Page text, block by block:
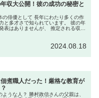
収大公開！彼の成功の秘密と
の俳優として 長年にわたり多くの作
と多才さで知られています。 彼の年
表はありませんが、 推定される収入
2024.08.18
煮職人だった！厳格な教育が
ような人？ 勝村政信さんの父親は、